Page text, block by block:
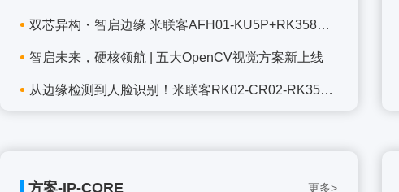
双芯异构・智启边缘 米联客AFH01-KU5P+RK3588J 1
智启未来，硬核领航 | 五大OpenCV视觉方案新上线
从边缘检测到人脸识别！米联客RK02-CR02-RK3568
方案-IP-CORE 更多>